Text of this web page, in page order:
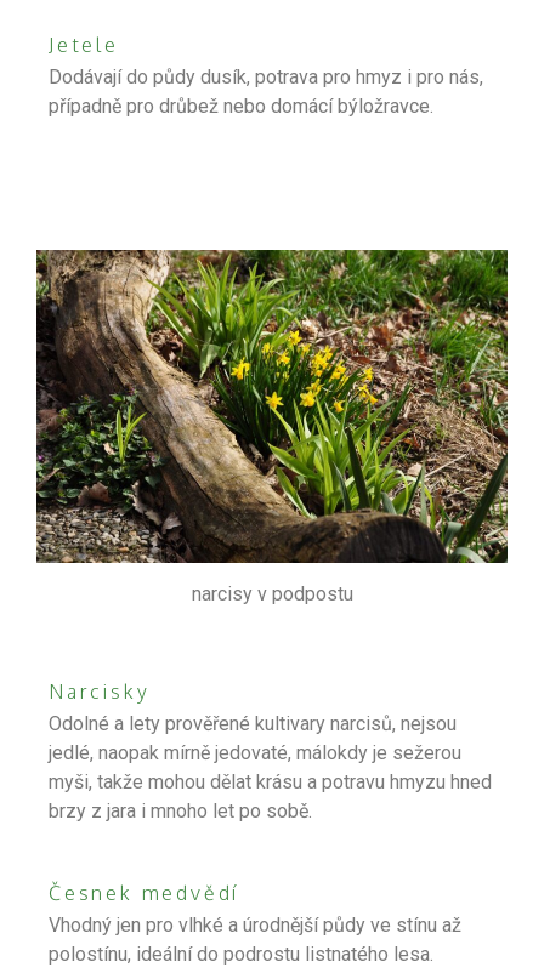
Jetele
Dodávají do půdy dusík, potrava pro hmyz i pro nás,
případně pro drůbež nebo domácí býložravce.
narcisy v podpostu
Narcisky
Odolné a lety prověřené kultivary narcisů, nejsou
jedlé, naopak mírně jedovaté, málokdy je sežerou
myši, takže mohou dělat krásu a potravu hmyzu hned
brzy z jara i mnoho let po sobě.
Česnek medvědí
Vhodný jen pro vlhké a úrodnější půdy ve stínu až
polostínu, ideální do podrostu listnatého lesa.